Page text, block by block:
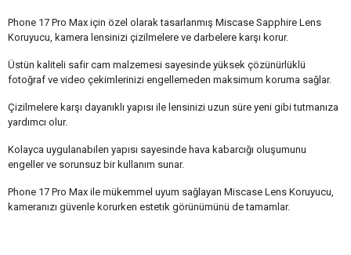
Phone 17 Pro Max için özel olarak tasarlanmış Miscase Sapphire Lens
Koruyucu, kamera lensinizi çizilmelere ve darbelere karşı korur.
Üstün kaliteli safir cam malzemesi sayesinde yüksek çözünürlüklü
fotoğraf ve video çekimlerinizi engellemeden maksimum koruma sağlar.
Çizilmelere karşı dayanıklı yapısı ile lensinizi uzun süre yeni gibi tutmanıza
yardımcı olur.
Kolayca uygulanabilen yapısı sayesinde hava kabarcığı oluşumunu
engeller ve sorunsuz bir kullanım sunar.
Phone 17 Pro Max ile mükemmel uyum sağlayan Miscase Lens Koruyucu,
kameranızı güvenle korurken estetik görünümünü de tamamlar.